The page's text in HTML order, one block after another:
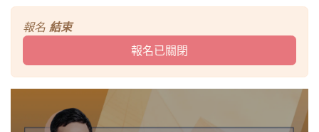
報名 結束
報名已關閉